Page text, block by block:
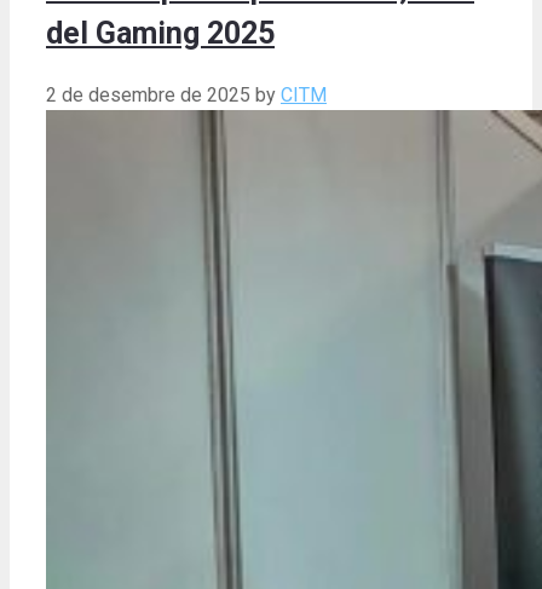
del Gaming 2025
2 de desembre de 2025 by CITM